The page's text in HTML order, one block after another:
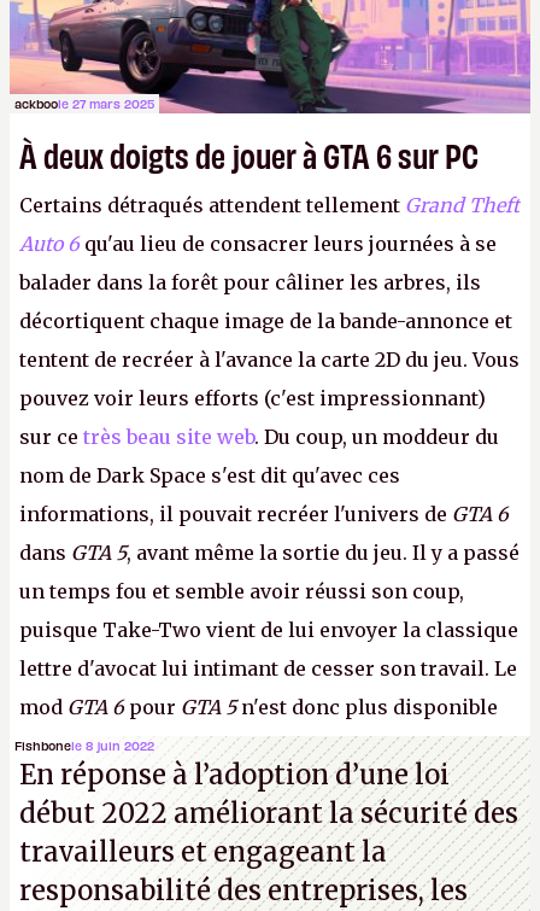
problèmes.
ackboole 27 mars 2025
À deux doigts de jouer à GTA 6 sur PC
Certains détraqués attendent tellement Grand Theft
Auto 6 qu'au lieu de consacrer leurs journées à se
balader dans la forêt pour câliner les arbres, ils
décortiquent chaque image de la bande-annonce et
tentent de recréer à l'avance la carte 2D du jeu. Vous
pouvez voir leurs efforts (c'est impressionnant)
sur ce très beau site web. Du coup, un moddeur du
nom de Dark Space s'est dit qu'avec ces
informations, il pouvait recréer l'univers de GTA 6
dans GTA 5, avant même la sortie du jeu. Il y a passé
un temps fou et semble avoir réussi son coup,
puisque Take-Two vient de lui envoyer la classique
lettre d'avocat lui intimant de cesser son travail. Le
mod GTA 6pour GTA 5n'est donc plus disponible
au téléchargement. Vous pouvez encore en voir
quelques bribes surcette vidéo YouTube.A.
Fishbonele 8 juin 2022
En réponse à l’adoption d’une loi
début 2022 améliorant la sécurité des
travailleurs et engageant la
responsabilité des entreprises, les